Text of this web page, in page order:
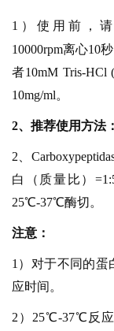
1）使用前，
10000rpm离心10
者10mM Tris-
10mg/ml。
2、推荐使用方法：
2、
白（质量比）
25℃-37℃酶切。
注意：
1） 对于不同的蛋
应时间。
2）25℃-37℃反